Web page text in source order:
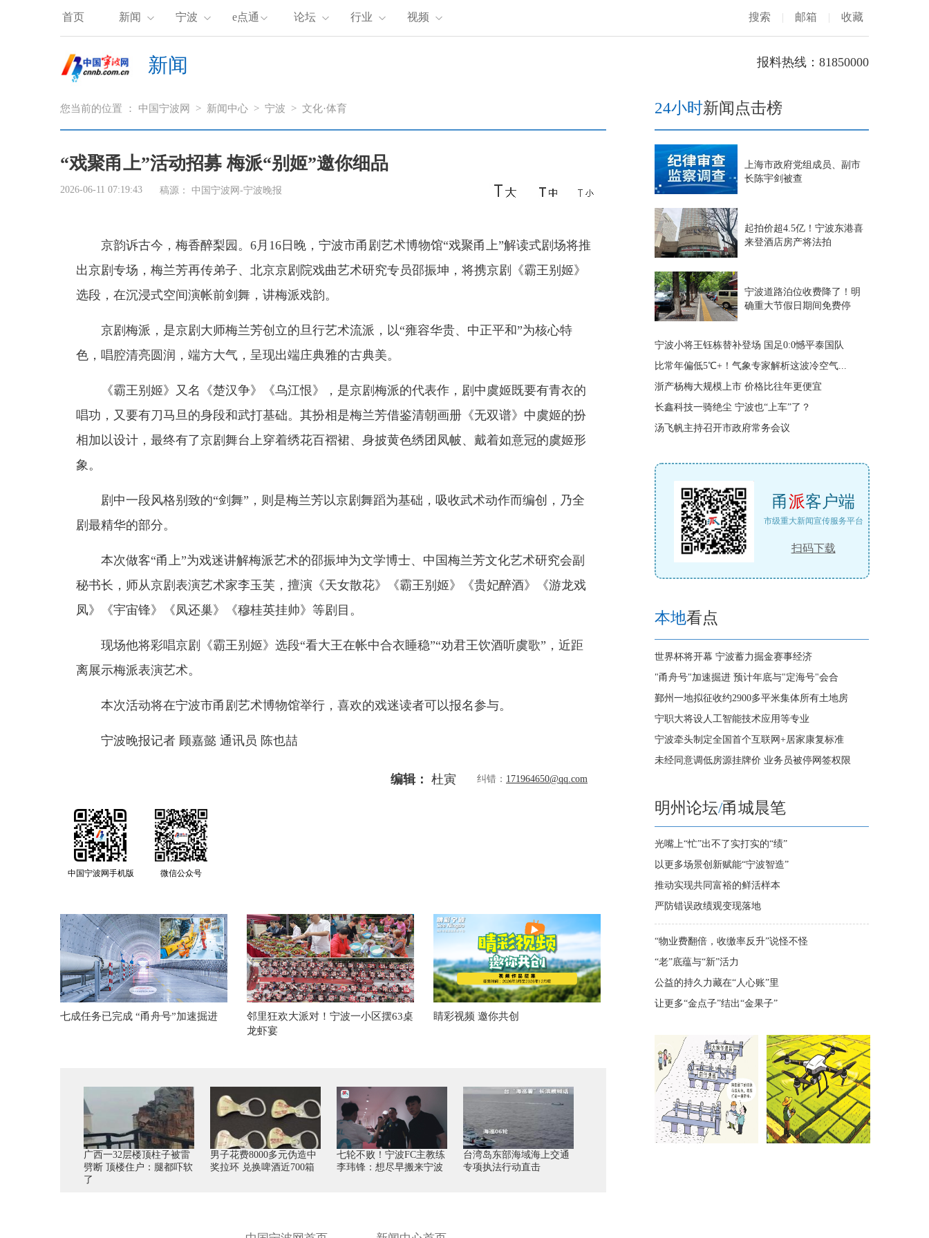
首页 新闻 宁波 e点通 论坛 行业 视频 搜索 | 邮箱 | 收藏
新闻 报料热线：81850000
您当前的位置 ： 中国宁波网 > 新闻中心 > 宁波 > 文化·体育
“戏聚甬上”活动招募 梅派“别姬”邀你细品
2026-06-11 07:19:43 稿源： 中国宁波网-宁波晚报
京韵诉古今，梅香醉梨园。6月16日晚，宁波市甬剧艺术博物馆“戏聚甬上”解读式剧场将推
出京剧专场，梅兰芳再传弟子、北京京剧院戏曲艺术研究专员邵振坤，将携京剧《霸王别姬》
选段，在沉浸式空间演帐前剑舞，讲梅派戏韵。
京剧梅派，是京剧大师梅兰芳创立的旦行艺术流派，以“雍容华贵、中正平和”为核心特
色，唱腔清亮圆润，端方大气，呈现出端庄典雅的古典美。
《霸王别姬》又名《楚汉争》《乌江恨》，是京剧梅派的代表作，剧中虞姬既要有青衣的
唱功，又要有刀马旦的身段和武打基础。其扮相是梅兰芳借鉴清朝画册《无双谱》中虞姬的扮
相加以设计，最终有了京剧舞台上穿着绣花百褶裙、身披黄色绣团凤帔、戴着如意冠的虞姬形
象。
剧中一段风格别致的“剑舞”，则是梅兰芳以京剧舞蹈为基础，吸收武术动作而编创，乃全
剧最精华的部分。
本次做客“甬上”为戏迷讲解梅派艺术的邵振坤为文学博士、中国梅兰芳文化艺术研究会副
秘书长，师从京剧表演艺术家李玉芙，擅演《天女散花》《霸王别姬》《贵妃醉酒》《游龙戏
凤》《宇宙锋》《凤还巢》《穆桂英挂帅》等剧目。
现场他将彩唱京剧《霸王别姬》选段“看大王在帐中合衣睡稳”“劝君王饮酒听虞歌”，近距
离展示梅派表演艺术。
本次活动将在宁波市甬剧艺术博物馆举行，喜欢的戏迷读者可以报名参与。
宁波晚报记者 顾嘉懿 通讯员 陈也喆
编辑： 杜寅 纠错： 171964650@qq.com
中国宁波网手机版 微信公众号
七成任务已完成 “甬舟号”加速掘进
邻里狂欢大派对！宁波一小区摆63桌
龙虾宴
睛彩视频 邀你共创
广西一32层楼顶柱子被雷
劈断 顶楼住户：腿都吓软
了
男子花费8000多元伪造中
奖拉环 兑换啤酒近700箱
七轮不败！宁波FC主教练
李玮锋：想尽早搬来宁波
台湾岛东部海域海上交通
专项执法行动直击
24小时新闻点击榜
上海市政府党组成员、副市
长陈宇剑被查
起拍价超4.5亿！宁波东港喜
来登酒店房产将法拍
宁波道路泊位收费降了！明
确重大节假日期间免费停
宁波小将王钰栋替补登场 国足0:0憾平泰国队
比常年偏低5℃+！气象专家解析这波冷空气...
浙产杨梅大规模上市 价格比往年更便宜
长鑫科技一骑绝尘 宁波也“上车”了？
汤飞帆主持召开市政府常务会议
甬派客户端
市级重大新闻宣传服务平台
扫码下载
本地看点
世界杯将开幕 宁波蓄力掘金赛事经济
"甬舟号"加速掘进 预计年底与"定海号"会合
鄞州一地拟征收约2900多平米集体所有土地房
宁职大将设人工智能技术应用等专业
宁波牵头制定全国首个互联网+居家康复标准
未经同意调低房源挂牌价 业务员被停网签权限
明州论坛/甬城晨笔
光嘴上“忙”出不了实打实的“绩”
以更多场景创新赋能“宁波智造”
推动实现共同富裕的鲜活样本
严防错误政绩观变现落地
“物业费翻倍，收缴率反升”说怪不怪
“老”底蕴与“新”活力
公益的持久力藏在“人心账”里
让更多“金点子”结出“金果子”